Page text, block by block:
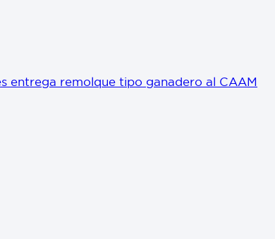
entrega remolque tipo ganadero al CAAM